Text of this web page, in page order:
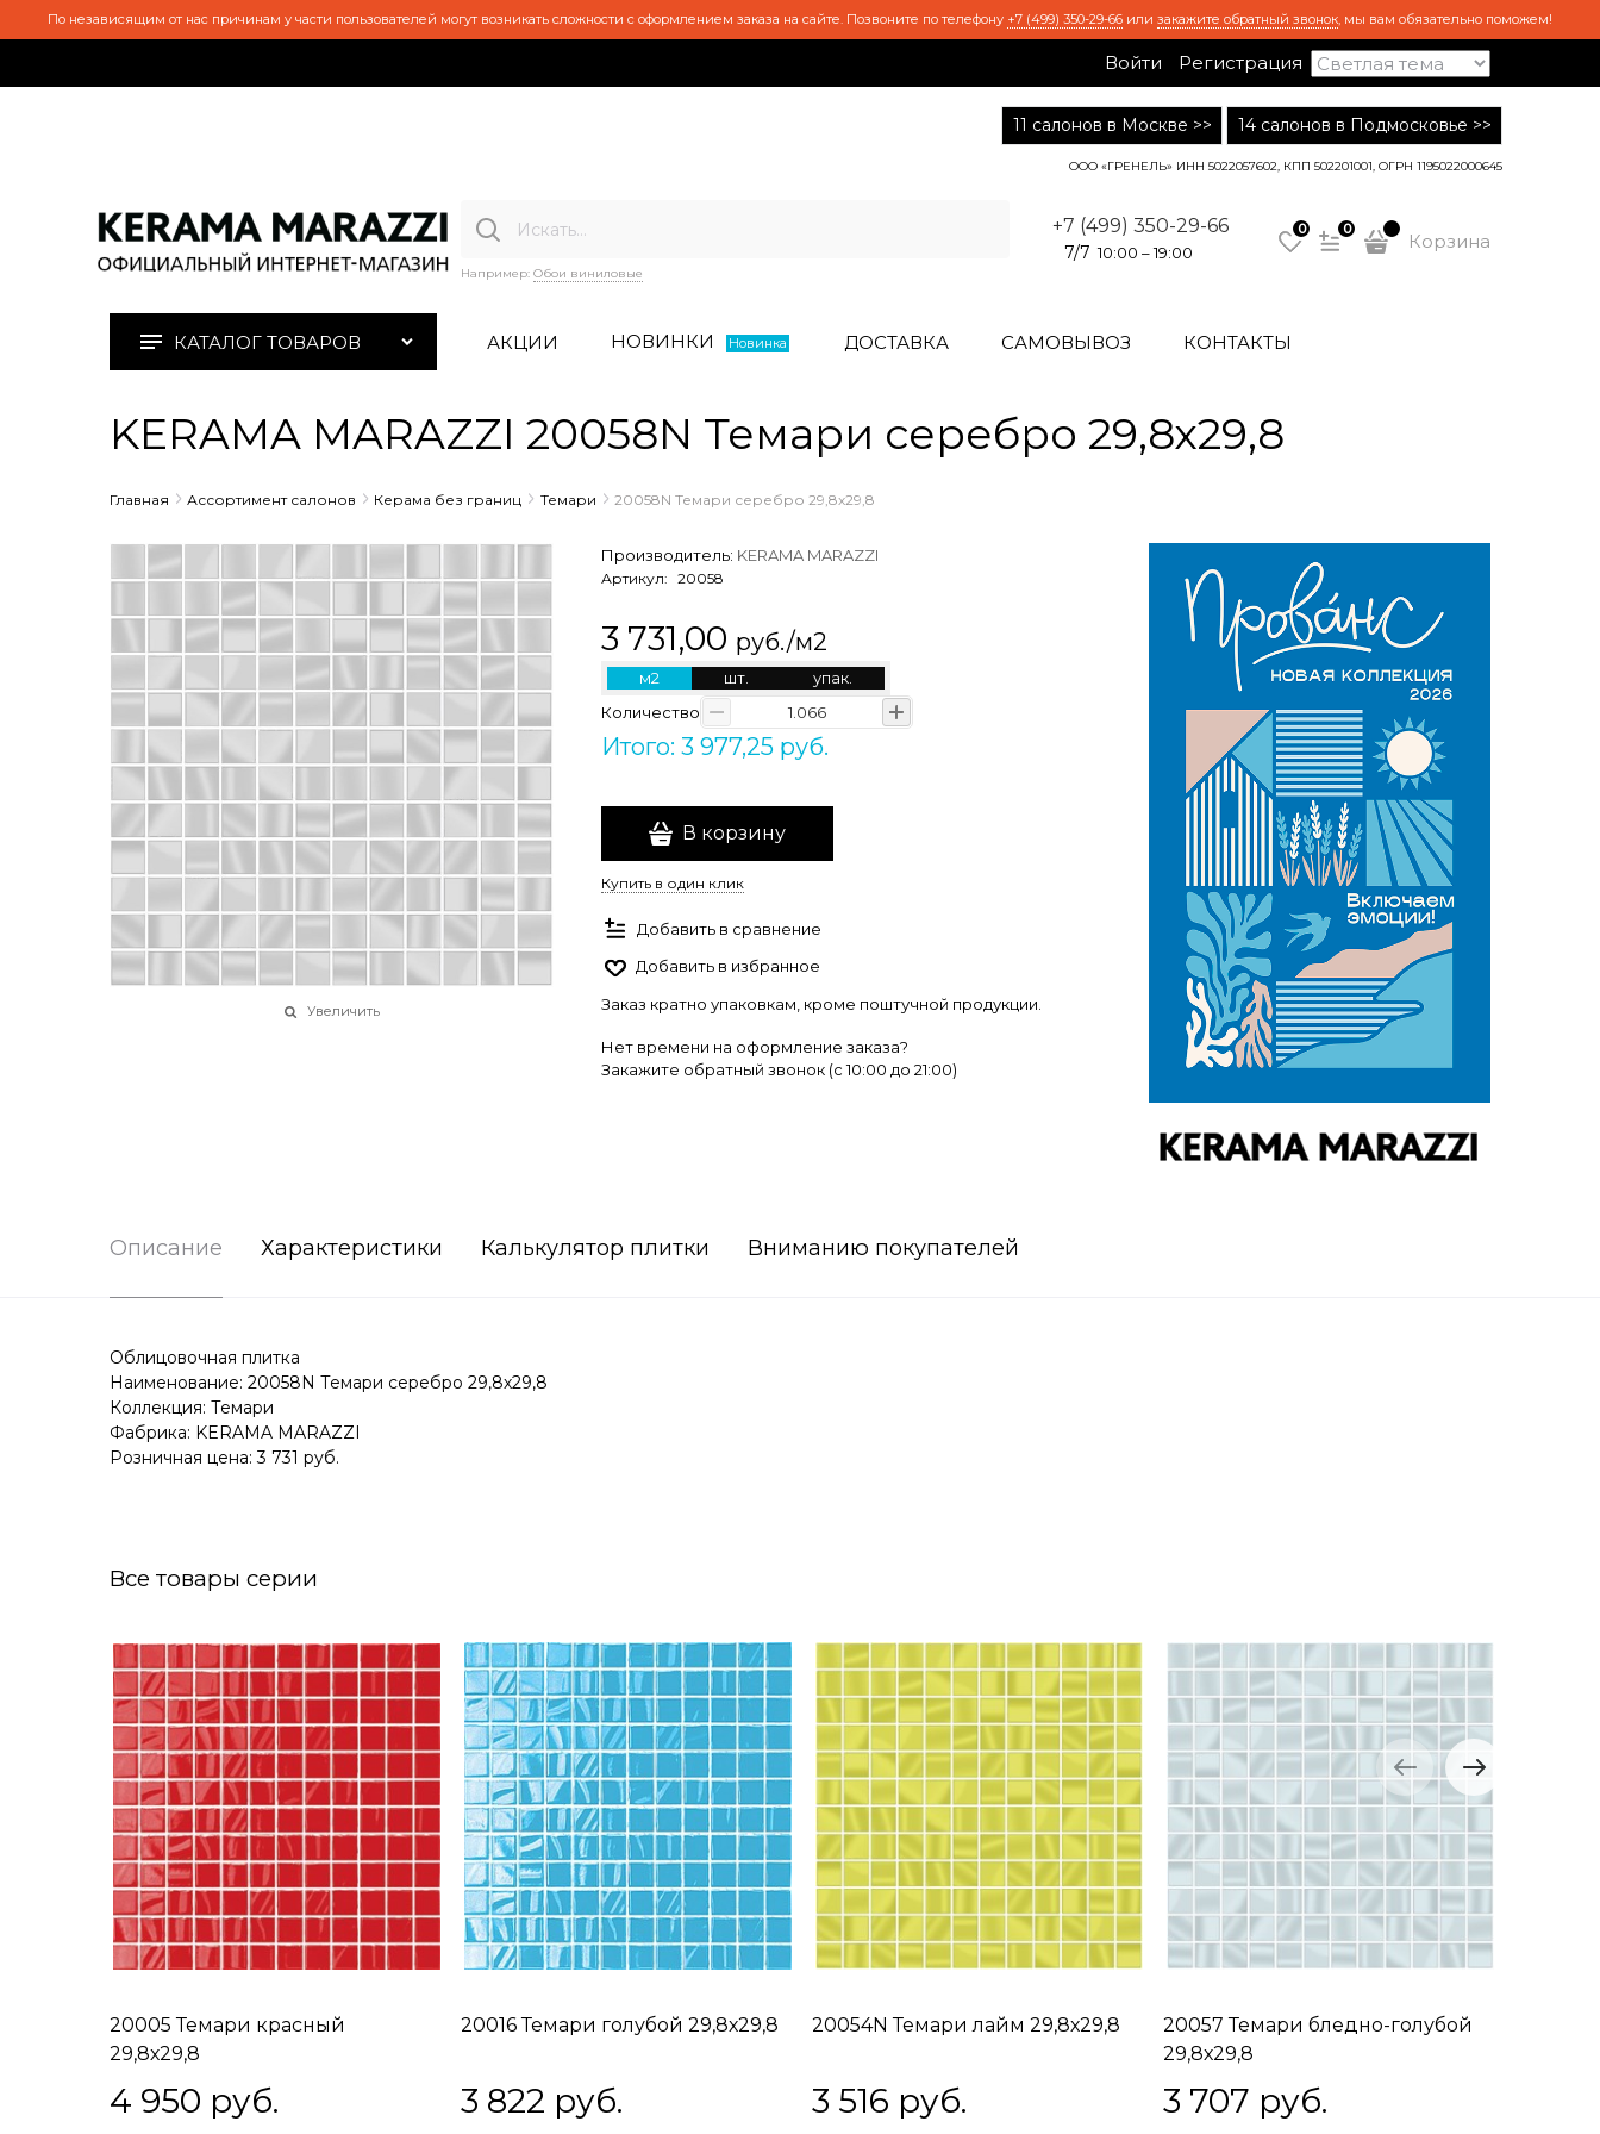
По независящим от нас причинам у части пользователей могут возникать сложности с оформлением заказа на сайте. Позвоните по телефону +7 (499) 350-29-66 или закажите обратный звонок, мы вам обязательно поможем!
Войти Регистрация
11 салонов в Москве >> 14 салонов в Подмосковье >>
ООО «ГРЕНЕЛЬ» ИНН 5022057602, КПП 502201001, ОГРН 1195022000645
Например: Обои виниловые
+7 (499) 350-29-66
7/7 10:00 – 19:00
0 0
Корзина
КАТАЛОГ ТОВАРОВ АКЦИИ НОВИНКИ Новинка ДОСТАВКА САМОВЫВОЗ КОНТАКТЫ
KERAMA MARAZZI 20058N Темари серебро 29,8х29,8
Главная Ассортимент салонов Керама без границ Темари 20058N Темари серебро 29,8х29,8
Увеличить
Производитель: KERAMA MARAZZI
Артикул: 20058
3 731,00 руб./м2
м2 шт.
упак.
Количество
Итого: 3 977,25 руб.
В корзину
Купить в один клик
Добавить в сравнение
Добавить в избранное
Заказ кратно упаковкам, кроме поштучной продукции.
Нет времени на оформление заказа?
Закажите обратный звонок (c 10:00 до 21:00)
Описание Характеристики Калькулятор плитки Вниманию покупателей
Облицовочная плитка
Наименование: 20058N Темари серебро 29,8х29,8
Коллекция: Темари
Фабрика: KERAMA MARAZZI
Розничная цена: 3 731 руб.
Все товары серии
20005 Темари красный
29,8х29,8
4 950 руб.
20016 Темари голубой 29,8х29,8
3 822 руб.
20054N Темари лайм 29,8х29,8
3 516 руб.
20057 Темари бледно-голубой
29,8х29,8
3 707 руб.